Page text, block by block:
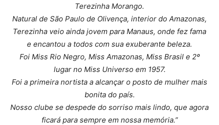
Terezinha Morango.
Natural de São Paulo de Olivença, interior do Amazonas,
Terezinha veio ainda jovem para Manaus, onde fez fama
e encantou a todos com sua exuberante beleza.
Foi Miss Rio Negro, Miss Amazonas, Miss Brasil e 2º
lugar no Miss Universo em 1957.
Foi a primeira nortista a alcançar o posto de mulher mais
bonita do país.
Nosso clube se despede do sorriso mais lindo, que agora
ficará para sempre em nossa memória.”